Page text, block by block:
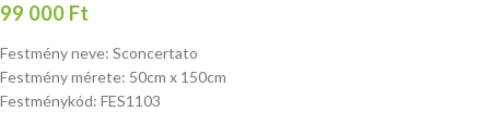
99 000 Ft
Festmény neve: Sconcertato
Festmény mérete: 50cm x 150cm
Festménykód: FES1103